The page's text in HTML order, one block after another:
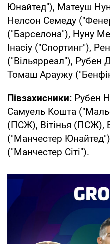
Юнайтед"), Матеуш
Нелсон Семеду
("Барселона"), Нуну
Інасіу ("Спортинг"),
("Вільярреал"), Рубен
Томаш Араужу
Півзахисники: Рубен
Самуель Кошта
(ПСЖ), Вітінья (ПСЖ),
("Манчестер
("Манчестер Сіті").